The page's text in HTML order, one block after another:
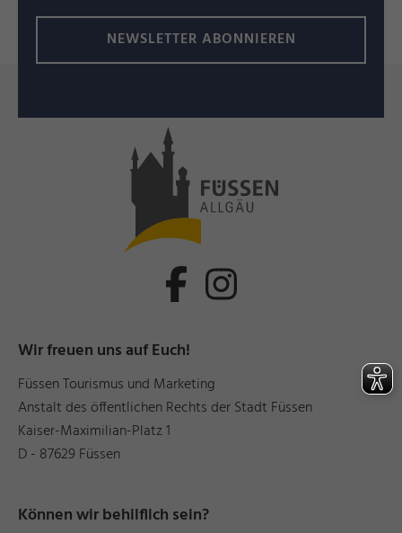
NEWSLETTER ABONNIEREN
Wir freuen uns auf Euch!
Füssen Tourismus und Marketing
Anstalt des öffentlichen Rechts der Stadt Füssen
Kaiser-Maximilian-Platz 1
D - 87629 Füssen
Können wir behilflich sein?